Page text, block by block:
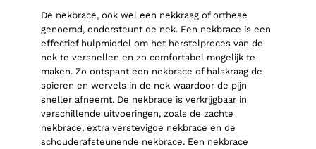
De nekbrace, ook wel een nekkraag of orthese
genoemd, ondersteunt de nek. Een nekbrace is een
effectief hulpmiddel om het herstelproces van de
nek te versnellen en zo comfortabel mogelijk te
maken. Zo ontspant een nekbrace of halskraag de
spieren en wervels in de nek waardoor de pijn
sneller afneemt. De nekbrace is verkrijgbaar in
verschillende uitvoeringen, zoals de zachte
nekbrace, extra verstevigde nekbrace en de
schouderafsteunende nekbrace. Een nekbrace